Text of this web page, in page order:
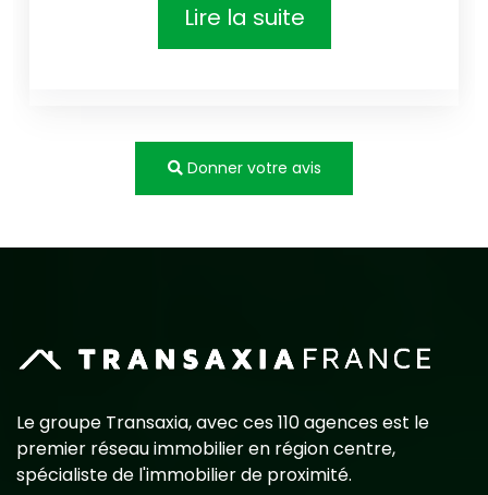
Lire la suite
Donner votre avis
Le groupe Transaxia, avec ces 110 agences est le
premier réseau immobilier en région centre,
spécialiste de l'immobilier de proximité.